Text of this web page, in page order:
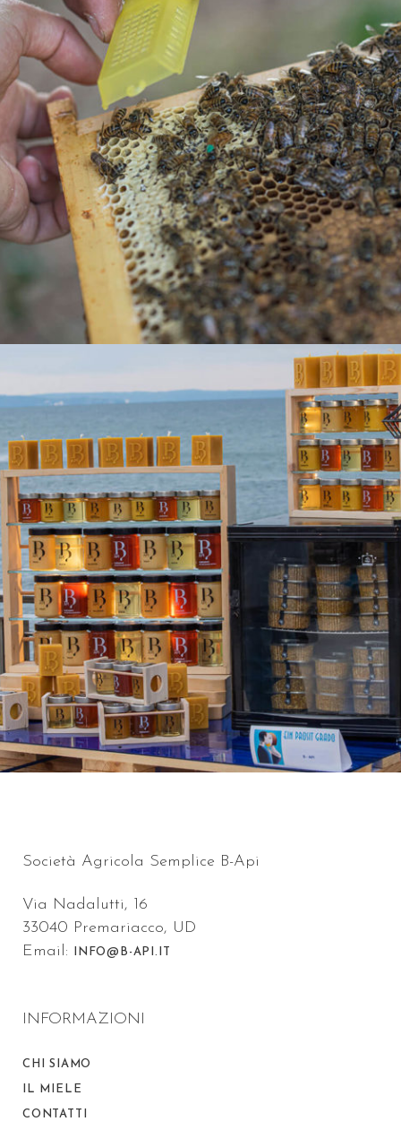
Società Agricola Semplice B-Api
Via Nadalutti, 16
33040 Premariacco, UD
Email:
INFO@B-API.IT
INFORMAZIONI
CHI SIAMO
IL MIELE
CONTATTI